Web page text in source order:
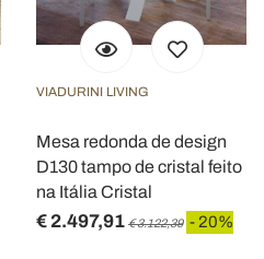
VIADURINI LIVING
Mesa redonda de design
D130 tampo de cristal feito
na Itália Cristal
€ 2.497,91 € 3.122,39 - 20%